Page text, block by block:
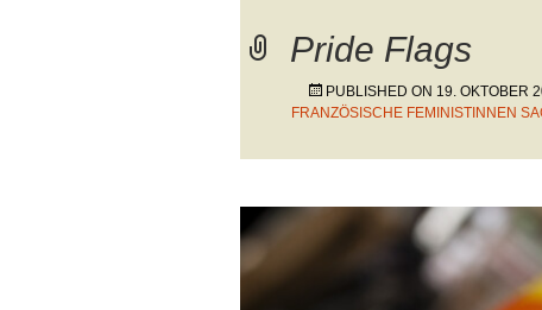
Pride Flags
PUBLISHED ON 19. OKTOBER
FRANZÖSISCHE FEMINISTINNEN